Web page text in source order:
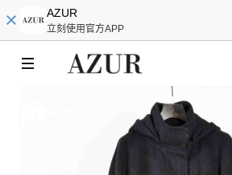
AZUR
立刻使用官方APP